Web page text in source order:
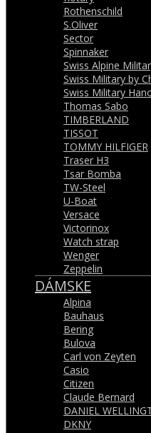
Rothenschild
S.Oliver
Sector
Spinnaker
Swiss Alpine
Swiss Military by
Swiss Military
Thomas Sabo
TIMBERLAND
TISSOT
TOMMY HILFIGER
Traser H3
Tsar Bomba
TW-Steel
U-Boat
Versace
Victorinox
Watch strap
Wenger
Zeppelin
DÁMSKE
Alpina
Bauhaus
Bering
Bulova
Carl von Zeyten
Casio
Citizen
Claude Bernard
DANIEL
DKNY